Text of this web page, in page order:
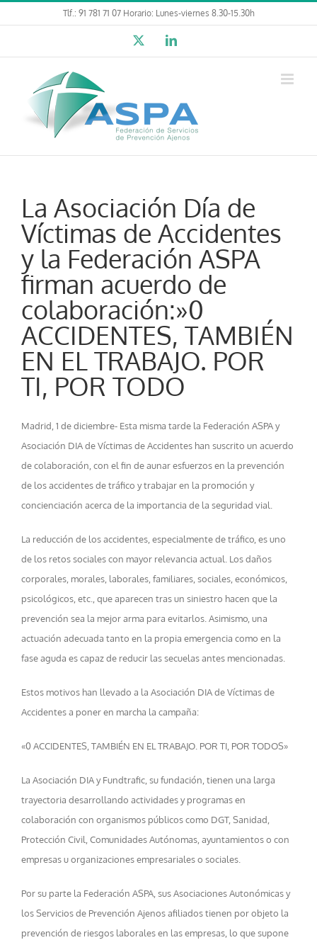
al
Tlf.: 91 781 71 07 Horario: Lunes-viernes 8.30-15.30h
LinkedIn
La Asociación Día de
Víctimas de Accidentes
y la Federación ASPA
firman acuerdo de
colaboración:»0
ACCIDENTES, TAMBIÉN
EN EL TRABAJO. POR
TI, POR TODO
Madrid, 1 de diciembre- Esta misma tarde la Federación ASPA y
Asociación DIA de Víctimas de Accidentes han suscrito un acuerdo
de colaboración, con el fin de aunar esfuerzos en la prevención
de los accidentes de tráfico y trabajar en la promoción y
concienciación acerca de la importancia de la seguridad vial.
La reducción de los accidentes, especialmente de tráfico, es uno
de los retos sociales con mayor relevancia actual. Los daños
corporales, morales, laborales, familiares, sociales, económicos,
psicológicos, etc., que aparecen tras un siniestro hacen que la
prevención sea la mejor arma para evitarlos. Asimismo, una
actuación adecuada tanto en la propia emergencia como en la
fase aguda es capaz de reducir las secuelas antes mencionadas.
Estos motivos han llevado a la Asociación DIA de Víctimas de
Accidentes a poner en marcha la campaña:
«0 ACCIDENTES, TAMBIÉN EN EL TRABAJO. POR TI, POR TODOS»
La Asociación DIA y Fundtrafic, su fundación, tienen una larga
trayectoria desarrollando actividades y programas en
colaboración con organismos públicos como DGT, Sanidad,
Protección Civil, Comunidades Autónomas, ayuntamientos o con
empresas u organizaciones empresariales o sociales.
Por su parte la Federación ASPA, sus Asociaciones Autonómicas y
los Servicios de Prevención Ajenos afiliados tienen por objeto la
prevención de riesgos laborales en las empresas, lo que supone